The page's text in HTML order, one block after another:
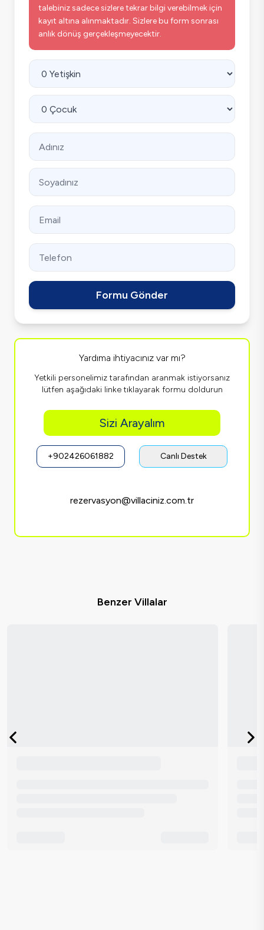
talebiniz sadece sizlere tekrar bilgi verebilmek için
kayıt altına alınmaktadır. Sizlere bu form sonrası
anlık dönüş gerçekleşmeyecektir.
Formu Gönder
Yardıma ihtiyacınız var mı?
Yetkili personelimiz tarafından aranmak istiyorsanız
lütfen aşağıdaki linke tıklayarak formu doldurun
Sizi Arayalım
+902426061882 Canlı Destek
rezervasyon@villaciniz.com.tr
Benzer Villalar